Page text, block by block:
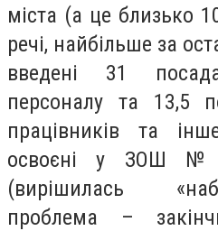
міста (а це близько
речі, найбільше за
введені 31
персоналу та 13,5
працівників та
освоєні у ЗОШ
(вирішилась
проблема –